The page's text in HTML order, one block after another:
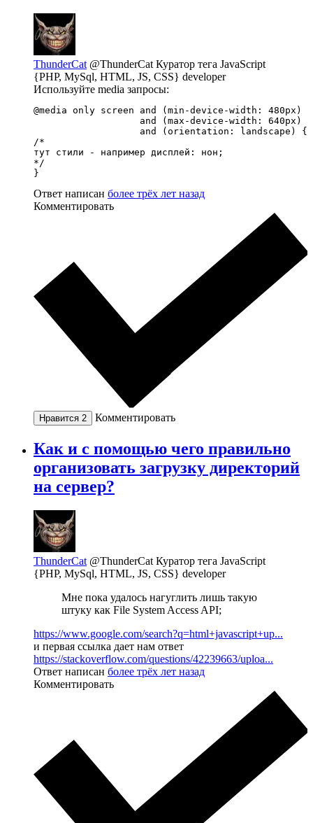
ThunderCat @ThunderCat Куратор тега JavaScript
{PHP, MySql, HTML, JS, CSS} developer
Используйте media запросы:
@media only screen and (min-device-width: 480px)
                   and (max-device-width: 640px)
                   and (orientation: landscape) {
/*
тут стили - например дисплей: нон;
*/
}
Ответ написан более трёх лет назад
Комментировать
Нравится 2 Комментировать
Как и с помощью чего правильно
организовать загрузку директорий
на сервер?
ThunderCat @ThunderCat Куратор тега JavaScript
{PHP, MySql, HTML, JS, CSS} developer
Мне пока удалось нагуглить лишь такую
штуку как File System Access API;
https://www.google.com/search?q=html+javascript+up...
и первая ссылка дает нам ответ
https://stackoverflow.com/questions/42239663/uploa...
Ответ написан более трёх лет назад
Комментировать